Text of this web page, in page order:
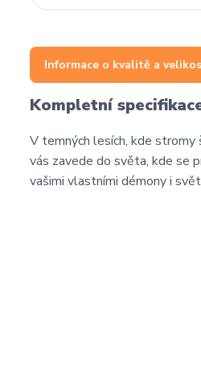
Informace o kvalitě a
Kompletní
V temných lesích, kde
vás zavede do světa, kde se
vašimi vlastními démony i